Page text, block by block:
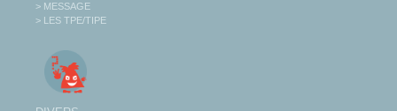
> MESSAGE
> LES TPE/TIPE